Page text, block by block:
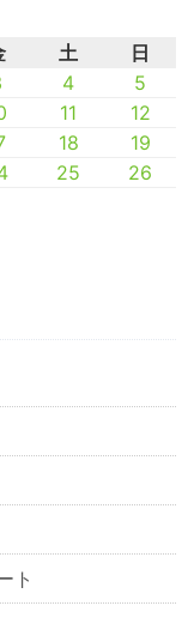
土
日
4
5
11
12
18
19
25
26
ト